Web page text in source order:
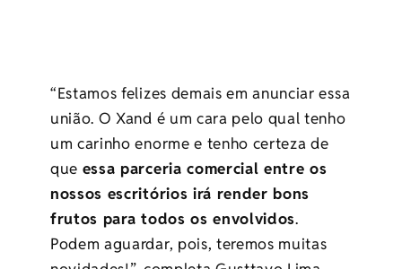
“Estamos felizes demais em anunciar essa
união. O Xand é um cara pelo qual tenho
um carinho enorme e tenho certeza de
que essa parceria comercial entre os
nossos escritórios irá render bons
frutos para todos os envolvidos.
Podem aguardar, pois, teremos muitas